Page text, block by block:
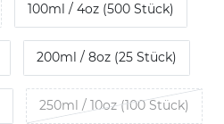
100ml / 4oz (500 Stück)
200ml / 8oz (25 Stück)
250ml / 10oz (100 Stück)